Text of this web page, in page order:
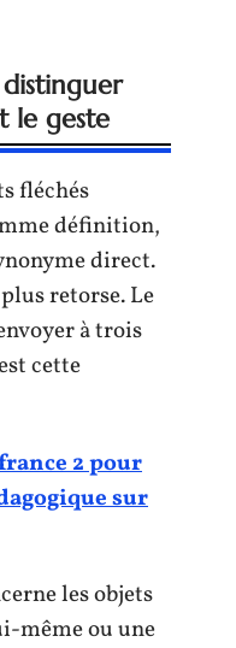
le geste
fléchés
définition,
direct.
retorse. Le
à trois
cette
2 pour
sur
les objets
même ou une